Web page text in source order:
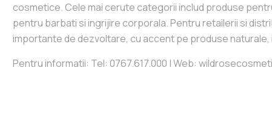
cosmetice. Cele mai cerute categorii includ produse
pentru barbati si ingrijire corporala. Pentru retailerii si
importante de dezvoltare, cu accent pe produse
Pentru informatii: Tel: 0767.617.000 | Web: